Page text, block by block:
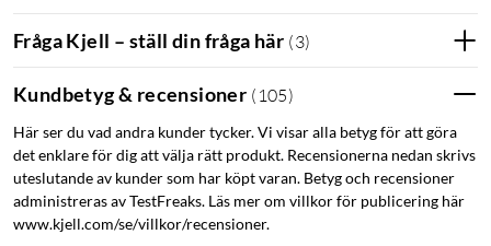
Fråga Kjell – ställ din fråga här (3)
Kundbetyg & recensioner ( 105)
Här ser du vad andra kunder tycker. Vi visar alla betyg för att göra
det enklare för dig att välja rätt produkt. Recensionerna nedan skrivs
uteslutande av kunder som har köpt varan. Betyg och recensioner
administreras av TestFreaks. Läs mer om villkor för publicering här
www.kjell.com/se/villkor/recensioner.